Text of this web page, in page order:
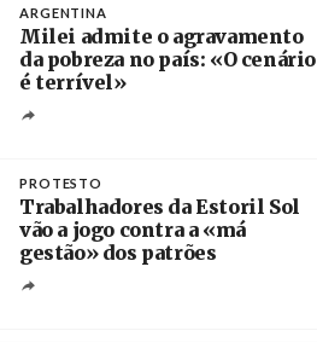
ARGENTINA
Milei admite o agravamento
da pobreza no país: «O cenário
é terrível»
PROTESTO
Trabalhadores da Estoril Sol
vão a jogo contra a «má
gestão» dos patrões